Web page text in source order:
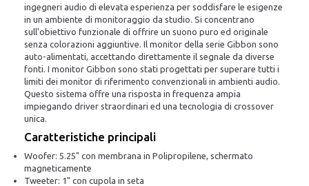
ingegneri audio di elevata esperienza per soddisfare le esigenze
in un ambiente di monitoraggio da studio. Si concentrano
sull'obiettivo funzionale di offrire un suono puro ed originale
senza colorazioni aggiuntive. Il monitor della serie Gibbon sono
auto-alimentati, accettando direttamente il segnale da diverse
fonti. I monitor Gibbon sono stati progettati per superare tutti i
limiti dei monitor di riferimento convenzionali in ambienti audio.
Questo sistema offre una risposta in frequenza ampia
impiegando driver straordinari ed una tecnologia di crossover
unica.
Caratteristiche principali
Woofer: 5.25" con membrana in Polipropilene, schermato
magneticamente
Tweeter: 1" con cupola in seta